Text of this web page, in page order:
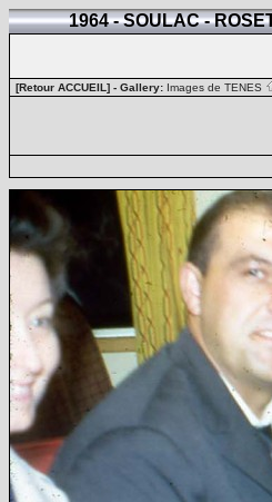
1964 - SOULAC -
[Retour ACCUEIL] - Gallery: Images de TENES